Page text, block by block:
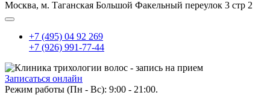
Москва, м. Таганская Большой Факельный переулок 3 стр 2
+7 (495) 04 92 269
+7 (926) 991-77-44
Записаться онлайн
Режим работы (Пн - Вс): 9:00 - 21:00.